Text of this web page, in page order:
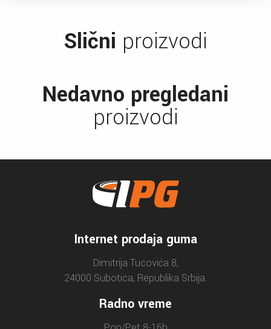
Slični proizvodi
Nedavno pregledani
proizvodi
Internet prodaja guma
Dimitrija Tucovića 8,
24000 Subotica, Republika Srbija.
Radno vreme